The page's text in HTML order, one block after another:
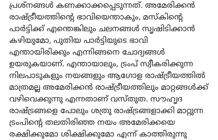
പ്രശ്‌നങ്ങള്‍ കണക്കാക്കപ്പെടുന്നത്. അമേരിക്കന്‍
രാഷ്ട്രീയത്തിന്റെ ഭാവിയെന്താകും, മസ്‌കിന്റെ
പാര്‍ട്ടിക്ക് എന്തെങ്കിലും ചലനങ്ങള്‍ സൃഷിടിക്കാന്‍
കഴിയുമോ, പുതിയ പാര്‍ട്ടിയുടെ ഭാവി
എന്തായിരിക്കും എന്നിങ്ങനെ ചോദ്യങ്ങള്‍
ഉയരുകയാണ്. എന്തായാലും, ട്രംപ് സ്വീകരിക്കുന്ന
നിലപാടുകളും നയങ്ങളും ആഗോള രാഷ്ട്രീയത്തില്‍
മാത്രമല്ല അമേരിക്കന്‍ രാഷ്ട്രീയത്തിലും മാറ്റങ്ങള്‍ക്ക്
വഴിവെക്കുന്നു എന്നതാണ് വസ്തുത. സൗഹൃദ
രാഷ്ട്രങ്ങളെ പോലും ശത്രു രാഷ്ട്രങ്ങളാക്കി മാറ്റുന്ന
ട്രംപിന്റെ തലതിരിഞ്ഞ നയം അമേരിക്കയെ
രക്ഷിക്കുമോ ശിക്ഷിക്കുമോ എന്ന് കാത്തിരുന്നു